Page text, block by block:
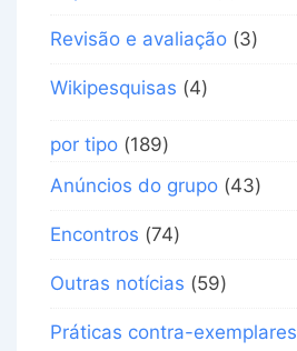
Revisão e avaliação (3)
Wikipesquisas (4)
por tipo (189)
Anúncios do grupo (43)
Encontros (74)
Outras notícias (59)
Práticas contra-exemplares